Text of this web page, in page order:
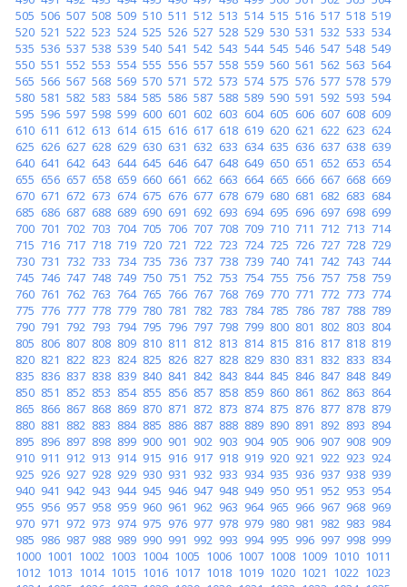
505 506 507 508 509 510 511 512 513 514 515 516 517 518 519
520 521 522 523 524 525 526 527 528 529 530 531 532 533 534
535 536 537 538 539 540 541 542 543 544 545 546 547 548 549
550 551 552 553 554 555 556 557 558 559 560 561 562 563 564
565 566 567 568 569 570 571 572 573 574 575 576 577 578 579
580 581 582 583 584 585 586 587 588 589 590 591 592 593 594
595 596 597 598 599 600 601 602 603 604 605 606 607 608 609
610 611 612 613 614 615 616 617 618 619 620 621 622 623 624
625 626 627 628 629 630 631 632 633 634 635 636 637 638 639
640 641 642 643 644 645 646 647 648 649 650 651 652 653 654
655 656 657 658 659 660 661 662 663 664 665 666 667 668 669
670 671 672 673 674 675 676 677 678 679 680 681 682 683 684
685 686 687 688 689 690 691 692 693 694 695 696 697 698 699
700 701 702 703 704 705 706 707 708 709 710 711 712 713 714
715 716 717 718 719 720 721 722 723 724 725 726 727 728 729
730 731 732 733 734 735 736 737 738 739 740 741 742 743 744
745 746 747 748 749 750 751 752 753 754 755 756 757 758 759
760 761 762 763 764 765 766 767 768 769 770 771 772 773 774
775 776 777 778 779 780 781 782 783 784 785 786 787 788 789
790 791 792 793 794 795 796 797 798 799 800 801 802 803 804
805 806 807 808 809 810 811 812 813 814 815 816 817 818 819
820 821 822 823 824 825 826 827 828 829 830 831 832 833 834
835 836 837 838 839 840 841 842 843 844 845 846 847 848 849
850 851 852 853 854 855 856 857 858 859 860 861 862 863 864
865 866 867 868 869 870 871 872 873 874 875 876 877 878 879
880 881 882 883 884 885 886 887 888 889 890 891 892 893 894
895 896 897 898 899 900 901 902 903 904 905 906 907 908 909
910 911 912 913 914 915 916 917 918 919 920 921 922 923 924
925 926 927 928 929 930 931 932 933 934 935 936 937 938 939
940 941 942 943 944 945 946 947 948 949 950 951 952 953 954
955 956 957 958 959 960 961 962 963 964 965 966 967 968 969
970 971 972 973 974 975 976 977 978 979 980 981 982 983 984
985 986 987 988 989 990 991 992 993 994 995 996 997 998 999
1000 1001 1002 1003 1004 1005 1006 1007 1008 1009 1010 1011
1012 1013 1014 1015 1016 1017 1018 1019 1020 1021 1022 1023